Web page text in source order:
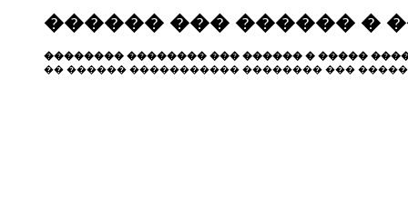
������ ��� ������ �
�������� �������� ��� ������ � �����
�� ������ ����������� �������� ���